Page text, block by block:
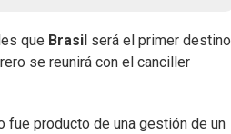
que Brasil será el primer destino
se reunirá con el canciller
fue producto de una gestión de un